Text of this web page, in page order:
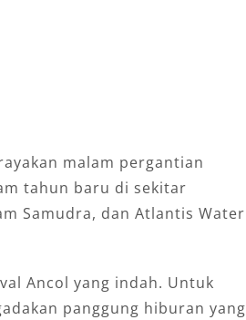
malam pergantian
tahun baru di sekitar
Samudra, dan Atlantis Water
Ancol yang indah. Untuk
panggung hiburan yang